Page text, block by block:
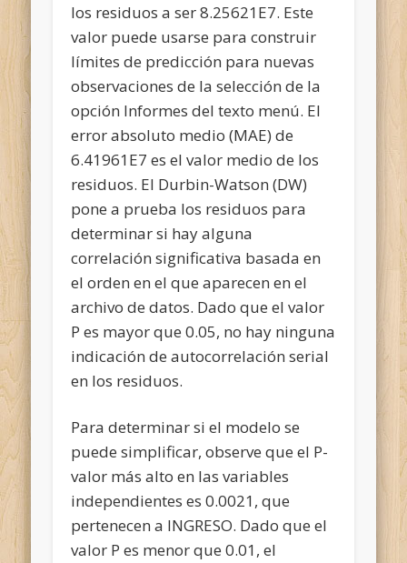
los residuos a ser 8.25621E7. Este
valor puede usarse para construir
límites de predicción para nuevas
observaciones de la selección de la
opción Informes del texto menú. El
error absoluto medio (MAE) de
6.41961E7 es el valor medio de los
residuos. El Durbin-Watson (DW)
pone a prueba los residuos para
determinar si hay alguna
correlación significativa basada en
el orden en el que aparecen en el
archivo de datos. Dado que el valor
P es mayor que 0.05, no hay ninguna
indicación de autocorrelación serial
en los residuos.
Para determinar si el modelo se
puede simplificar, observe que el P-
valor más alto en las variables
independientes es 0.0021, que
pertenecen a INGRESO. Dado que el
valor P es menor que 0.01, el